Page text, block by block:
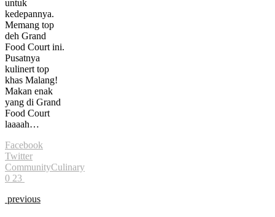
untuk
kedepannya.
Memang top
deh Grand
Food Court ini.
Pusatnya
kulinert top
khas Malang!
Makan enak
yang di Grand
Food Court
laaaah…
Facebook
Twitter
CommunityCulinary
0 23
previous